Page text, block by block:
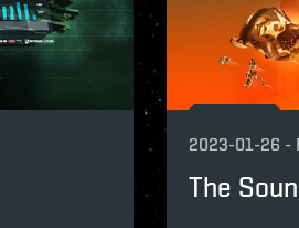
2023-01-26 -
The